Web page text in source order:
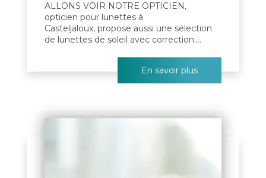
ALLONS VOIR NOTRE OPTICIEN,
opticien pour lunettes à
Casteljaloux, propose aussi une sélection
de lunettes de soleil avec correction....
En savoir plus